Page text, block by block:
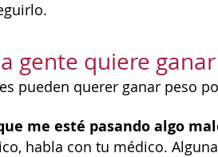
gente quiere
pueden querer ganar peso
me esté pasando algo
habla con tu médico.